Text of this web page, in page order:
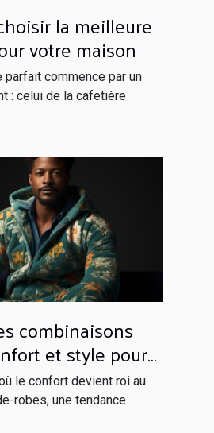
la meilleure
votre maison
parfait commence par un
: celui de la cafetière
combinaisons
et style pour
le confort devient roi au
robes, une tendance